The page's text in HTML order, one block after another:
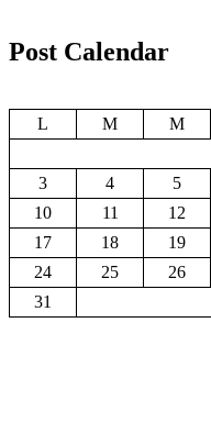
Post Calendar
L
M M
3
4 5
10
11 12
17
18 19
24
25 26
31